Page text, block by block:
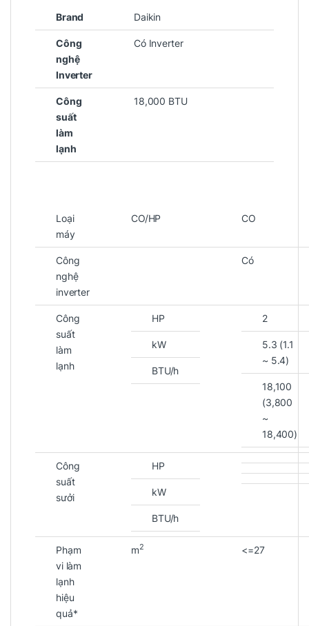
Brand Daikin
Công
nghệ
Inverter
Có Inverter
Công
suất
làm
lạnh
18,000 BTU
Loại
máy
CO/HP CO
Công
nghệ
inverter
Có
Công
suất
làm
lạnh
HP
kW
BTU/h
2
5.3 (1.1
~ 5.4)
18,100
(3,800
~
18,400)
Công
suất
sưởi
HP
kW
BTU/h
Phạm
vi làm
lạnh
hiệu
quả*
m2 <=27